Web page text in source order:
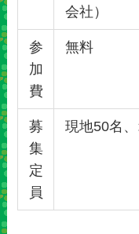
会社）
参
加
費
無料
募
集
定
員
現地50名